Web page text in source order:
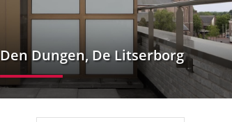
Den Dungen, De Litserborg